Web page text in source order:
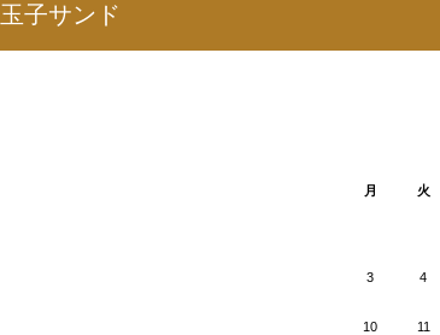
玉子サンド
月
火
3 4
10 11